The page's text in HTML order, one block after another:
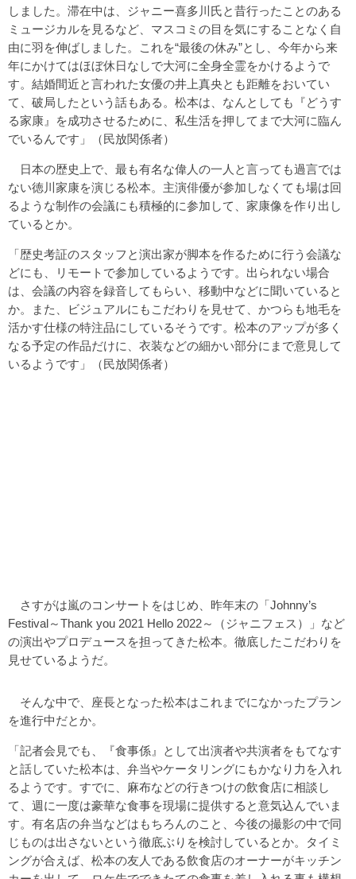
しました。滞在中は、ジャニー喜多川氏と昔行ったことのある
ミュージカルを見るなど、マスコミの目を気にすることなく自
由に羽を伸ばしました。これを“最後の休み”とし、今年から来
年にかけてはほぼ休日なしで大河に全身全霊をかけるようで
す。結婚間近と言われた女優の井上真央とも距離をおいてい
て、破局したという話もある。松本は、なんとしても『どうす
る家康』を成功させるために、私生活を押してまで大河に臨ん
でいるんです」（民放関係者）
日本の歴史上で、最も有名な偉人の一人と言っても過言では
ない徳川家康を演じる松本。主演俳優が参加しなくても場は回
るような制作の会議にも積極的に参加して、家康像を作り出し
ているとか。
「歴史考証のスタッフと演出家が脚本を作るために行う会議な
どにも、リモートで参加しているようです。出られない場合
は、会議の内容を録音してもらい、移動中などに聞いていると
か。また、ビジュアルにもこだわりを見せて、かつらも地毛を
活かす仕様の特注品にしているそうです。松本のアップが多く
なる予定の作品だけに、衣装などの細かい部分にまで意見して
いるようです」（民放関係者）
さすがは嵐のコンサートをはじめ、昨年末の「Johnny’s
Festival～Thank you 2021 Hello 2022～（ジャニフェス）」など
の演出やプロデュースを担ってきた松本。徹底したこだわりを
見せているようだ。
そんな中で、座長となった松本はこれまでになかったプラン
を進行中だとか。
「記者会見でも、『食事係』として出演者や共演者をもてなす
と話していた松本は、弁当やケータリングにもかなり力を入れ
るようです。すでに、麻布などの行きつけの飲食店に相談し
て、週に一度は豪華な食事を現場に提供すると意気込んでいま
す。有名店の弁当などはもちろんのこと、今後の撮影の中で同
じものは出さないという徹底ぶりを検討しているとか。タイミ
ングが合えば、松本の友人である飲食店のオーナーがキッチン